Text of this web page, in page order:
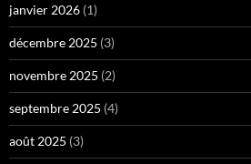
janvier 2026 (1)
décembre 2025 (3)
novembre 2025 (2)
septembre 2025 (4)
août 2025 (3)